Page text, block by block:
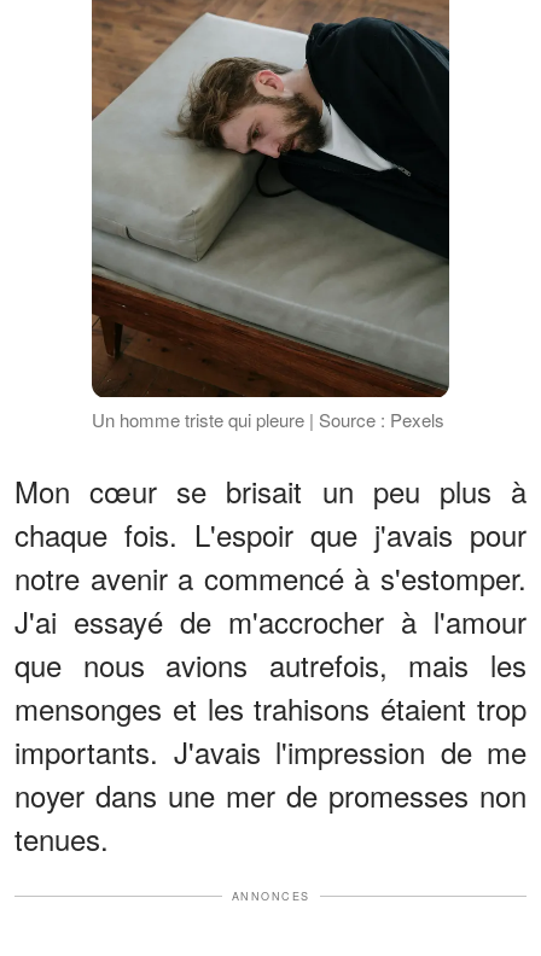
Un homme triste qui pleure | Source : Pexels
Mon cœur se brisait un peu plus à
chaque fois. L'espoir que j'avais pour
notre avenir a commencé à s'estomper.
J'ai essayé de m'accrocher à l'amour
que nous avions autrefois, mais les
mensonges et les trahisons étaient trop
importants. J'avais l'impression de me
noyer dans une mer de promesses non
tenues.
ANNONCES